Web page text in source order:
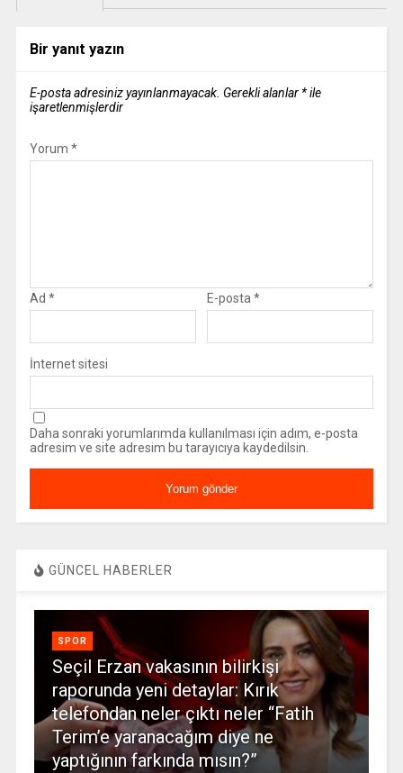
Bir yanıt yazın
E-posta adresiniz yayınlanmayacak. Gerekli alanlar *ile
işaretlenmişlerdir
Yorum *
Ad * E-posta *
İnternet sitesi
Daha sonraki yorumlarımda kullanılması için adım, e-posta
adresim ve site adresim bu tarayıcıya kaydedilsin.
GÜNCEL HABERLER
SPOR
Seçil Erzan vakasının bilirkişi
raporunda yeni detaylar: Kırık
telefondan neler çıktı neler “Fatih
Terim’e yaranacağım diye ne
yaptığının farkında mısın?”